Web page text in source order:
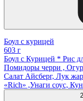
Боул с курицей
603 г
Боул с Курицей * Рис
Помидоры черри ,
Салат Айсберг, Лук
«Rich» ,Унаги соус,